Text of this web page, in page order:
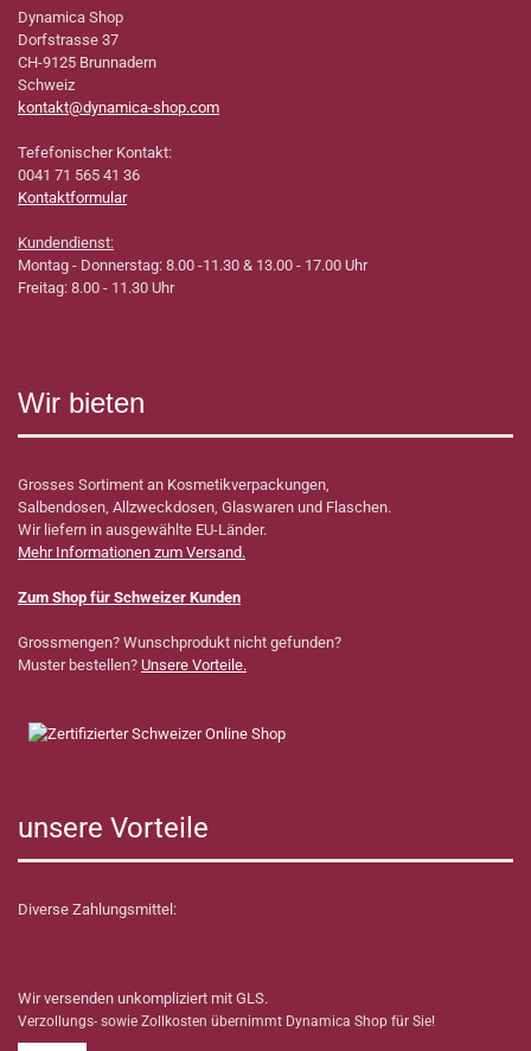
Dynamica Shop
Dorfstrasse 37
CH-9125 Brunnadern
Schweiz
kontakt@dynamica-shop.com
Tefefonischer Kontakt:
0041 71 565 41 36
Kontaktformular
Kundendienst:
Montag - Donnerstag: 8.00 -11.30 & 13.00 - 17.00 Uhr
Freitag: 8.00 - 11.30 Uhr
Wir bieten
Grosses Sortiment an Kosmetikverpackungen,
Salbendosen, Allzweckdosen, Glaswaren und Flaschen.
Wir liefern in ausgewählte EU-Länder.
Mehr Informationen zum Versand.
Zum Shop für Schweizer Kunden
Grossmengen? Wunschprodukt nicht gefunden?
Muster bestellen? Unsere Vorteile.
unsere Vorteile
Diverse Zahlungsmittel:
Wir versenden unkompliziert mit GLS.
Verzollungs- sowie Zollkosten übernimmt Dynamica Shop für Sie!